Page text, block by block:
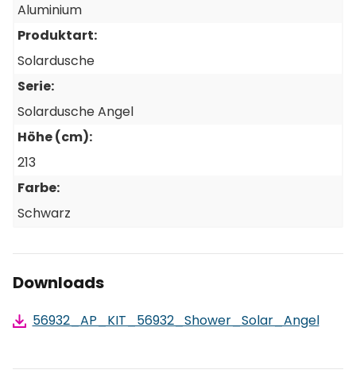
Aluminium
Produktart:
Solardusche
Serie:
Solardusche Angel
Höhe (cm):
213
Farbe:
Schwarz
Downloads
56932_AP_KIT_56932_Shower_Solar_Angel